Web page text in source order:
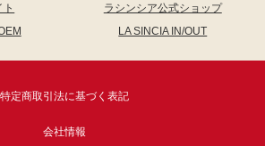
ラシンシア公式ショップ
LA SINCIA IN/OUT
特定商取引法に基づく表記
会社情報